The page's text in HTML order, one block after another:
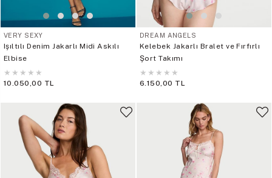
VERY SEXY
Işıltılı Denim Jakarlı Midi Askılı
Elbise
★ ★ ★ ★ ★
10.050,00 TL
DREAM ANGELS
Kelebek Jakarlı Bralet ve Fırfırlı
Şort Takımı
★ ★ ★ ★ ★
6.150,00 TL